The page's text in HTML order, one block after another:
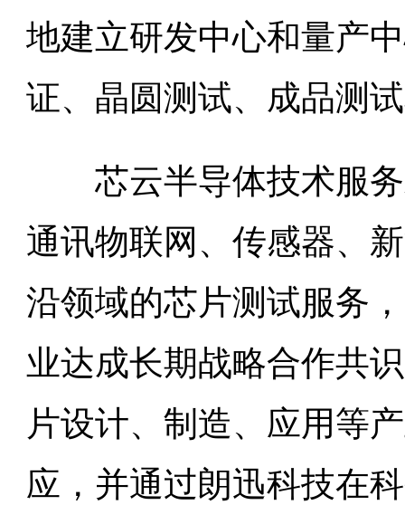
地建立研发中心和量产
证、晶圆测试、成品测
芯云半导体技术服务
通讯物联网、传感器、
沿领域的芯片测试服务
业达成长期战略合作共
片设计、制造、应用等
应，并通过朗迅科技在